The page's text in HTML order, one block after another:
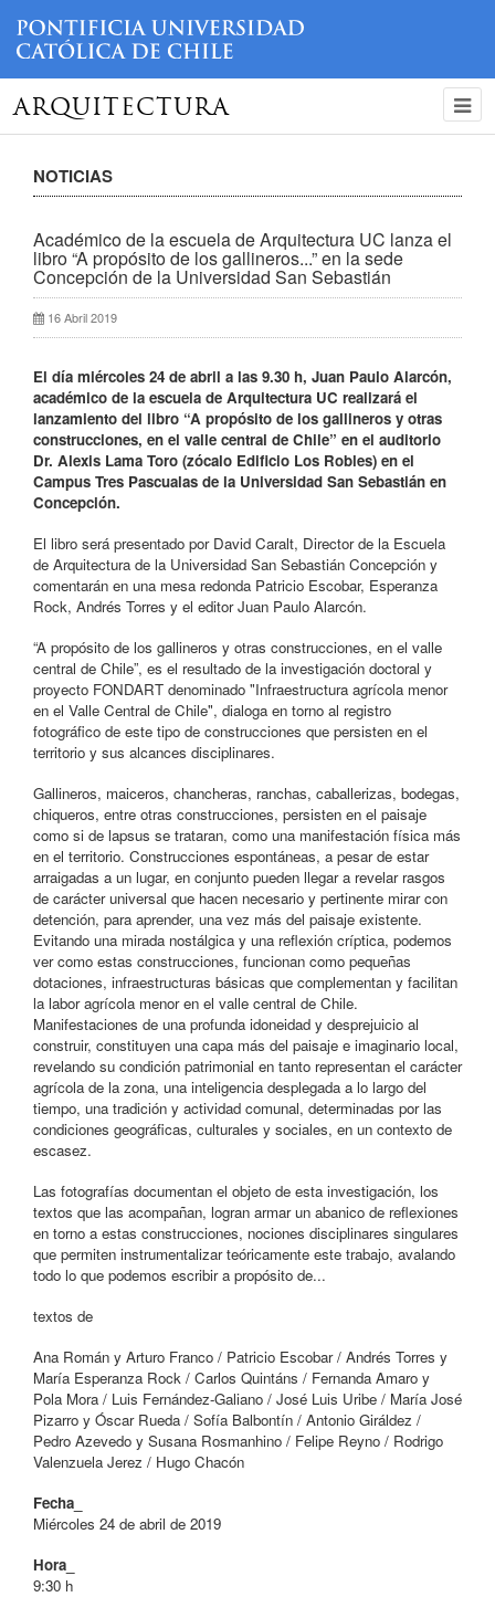
ARQUITECTURA
NOTICIAS
Académico de la escuela de Arquitectura UC lanza el
libro “A propósito de los gallineros...” en la sede
Concepción de la Universidad San Sebastián
16 Abril 2019
El día miércoles 24 de abril a las 9.30 h, Juan Paulo Alarcón,
académico de la escuela de Arquitectura UC realizará el
lanzamiento del libro “A propósito de los gallineros y otras
construcciones, en el valle central de Chile” en el auditorio
Dr. Alexis Lama Toro (zócalo Edificio Los Robles) en el
Campus Tres Pascualas de la Universidad San Sebastián en
Concepción.
El libro será presentado por David Caralt, Director de la Escuela
de Arquitectura de la Universidad San Sebastián Concepción y
comentarán en una mesa redonda Patricio Escobar, Esperanza
Rock, Andrés Torres y el editor Juan Paulo Alarcón.
“A propósito de los gallineros y otras construcciones, en el valle
central de Chile”, es el resultado de la investigación doctoral y
proyecto FONDART denominado "Infraestructura agrícola menor
en el Valle Central de Chile", dialoga en torno al registro
fotográfico de este tipo de construcciones que persisten en el
territorio y sus alcances disciplinares.
Gallineros, maiceros, chancheras, ranchas, caballerizas, bodegas,
chiqueros, entre otras construcciones, persisten en el paisaje
como si de lapsus se trataran, como una manifestación física más
en el territorio. Construcciones espontáneas, a pesar de estar
arraigadas a un lugar, en conjunto pueden llegar a revelar rasgos
de carácter universal que hacen necesario y pertinente mirar con
detención, para aprender, una vez más del paisaje existente.
Evitando una mirada nostálgica y una reflexión críptica, podemos
ver como estas construcciones, funcionan como pequeñas
dotaciones, infraestructuras básicas que complementan y facilitan
la labor agrícola menor en el valle central de Chile.
Manifestaciones de una profunda idoneidad y desprejuicio al
construir, constituyen una capa más del paisaje e imaginario local,
revelando su condición patrimonial en tanto representan el carácter
agrícola de la zona, una inteligencia desplegada a lo largo del
tiempo, una tradición y actividad comunal, determinadas por las
condiciones geográficas, culturales y sociales, en un contexto de
escasez.
Las fotografías documentan el objeto de esta investigación, los
textos que las acompañan, logran armar un abanico de reflexiones
en torno a estas construcciones, nociones disciplinares singulares
que permiten instrumentalizar teóricamente este trabajo, avalando
todo lo que podemos escribir a propósito de...
textos de
Ana Román y Arturo Franco / Patricio Escobar / Andrés Torres y
María Esperanza Rock / Carlos Quintáns / Fernanda Amaro y
Pola Mora / Luis Fernández-Galiano / José Luis Uribe / María José
Pizarro y Óscar Rueda / Sofía Balbontín / Antonio Giráldez /
Pedro Azevedo y Susana Rosmanhino / Felipe Reyno / Rodrigo
Valenzuela Jerez / Hugo Chacón
Fecha_
Miércoles 24 de abril de 2019
Hora_
9:30 h